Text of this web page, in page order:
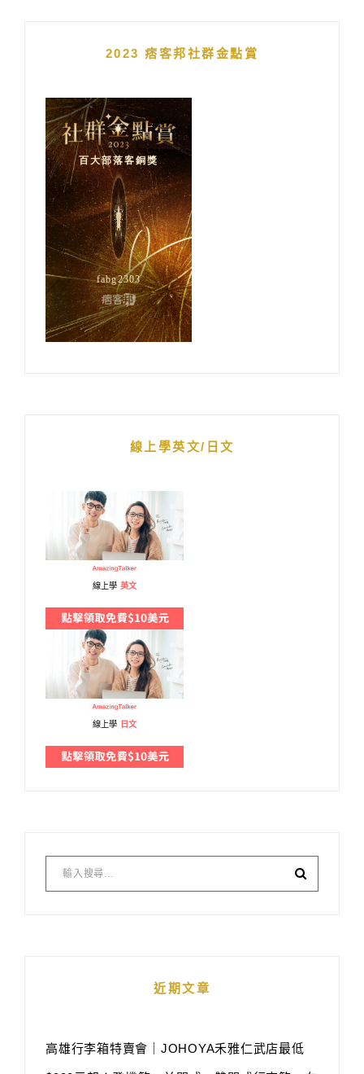
2023 痞客邦社群金點賞
線上學英文/日文
線上學 英文
線上學 日文
近期文章
高雄行李箱特賣會｜JOHOYA禾雅仁武店最低